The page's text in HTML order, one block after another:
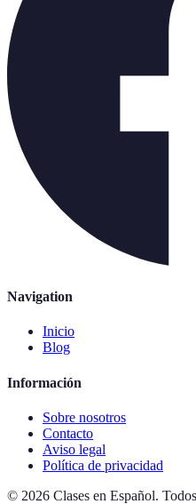
Navigation
Inicio
Blog
Información
Sobre nosotros
Contacto
Aviso legal
Política de privacidad
© 2026 Clases en Español.